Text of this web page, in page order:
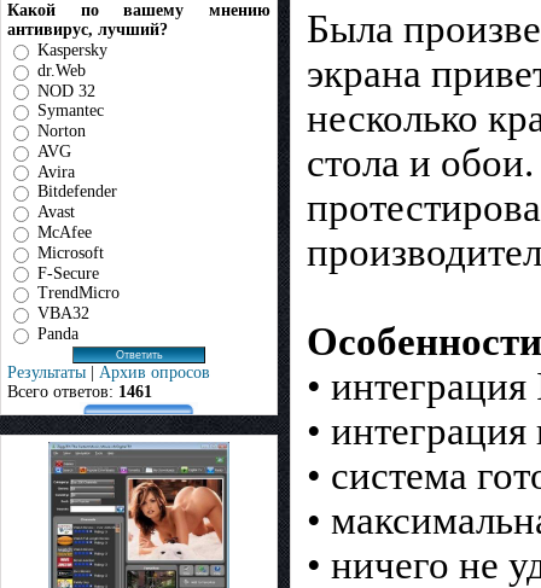
Какой по вашему мнению
антивирус, лучший?
Kaspersky
dr.Web
NOD 32
Symantec
Norton
AVG
Avira
Bitdefender
Avast
McAfee
Microsoft
F-Secure
TrendMicro
VBA32
Panda
Результаты | Архив опросов
Всего ответов: 1461
Была
экрана
несколько
стола и
•
•
• система
•
• ничего не